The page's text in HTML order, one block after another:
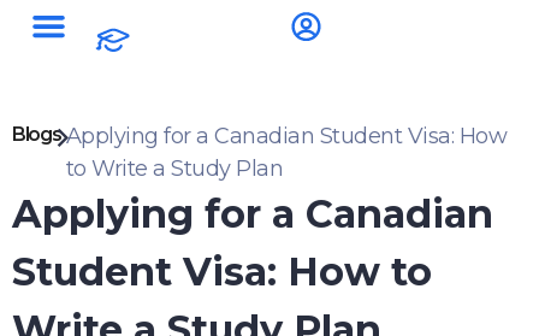
Blogs Applying for a Canadian Student Visa: How
to Write a Study Plan
Applying for a Canadian
Student Visa: How to